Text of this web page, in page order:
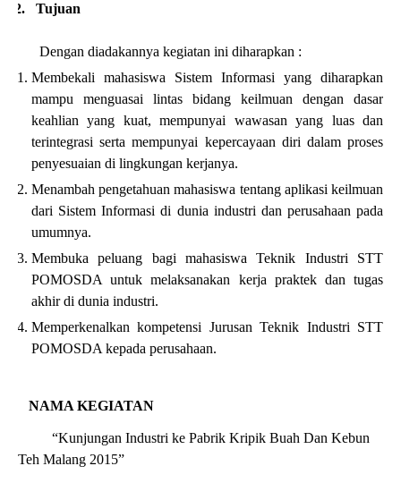
Tujuan
Dengan diadakannya kegiatan ini diharapkan :
Membekali mahasiswa Sistem Informasi yang diharapkan
mampu menguasai lintas bidang keilmuan dengan dasar
keahlian yang kuat, mempunyai wawasan yang luas dan
terintegrasi serta mempunyai kepercayaan diri dalam proses
penyesuaian di lingkungan kerjanya.
Menambah pengetahuan mahasiswa tentang aplikasi keilmuan
dari Sistem Informasi di dunia industri dan perusahaan pada
umumnya.
Membuka peluang bagi mahasiswa Teknik Industri STT
POMOSDA untuk melaksanakan kerja praktek dan tugas
akhir di dunia industri.
Memperkenalkan kompetensi Jurusan Teknik Industri STT
POMOSDA kepada perusahaan.
NAMA KEGIATAN
“Kunjungan Industri ke Pabrik Kripik Buah Dan Kebun
Teh Malang 2015”